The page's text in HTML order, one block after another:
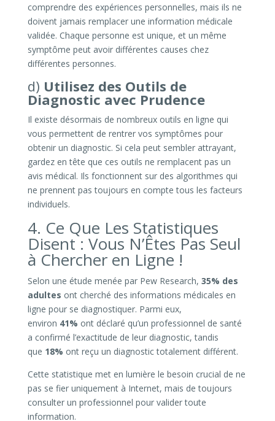
comprendre des expériences personnelles, mais ils ne
doivent jamais remplacer une information médicale
validée. Chaque personne est unique, et un même
symptôme peut avoir différentes causes chez
différentes personnes.
d) Utilisez des Outils de
Diagnostic avec Prudence
Il existe désormais de nombreux outils en ligne qui
vous permettent de rentrer vos symptômes pour
obtenir un diagnostic. Si cela peut sembler attrayant,
gardez en tête que ces outils ne remplacent pas un
avis médical. Ils fonctionnent sur des algorithmes qui
ne prennent pas toujours en compte tous les facteurs
individuels.
4. Ce Que Les Statistiques
Disent : Vous N’Êtes Pas Seul
à Chercher en Ligne !
Selon une étude menée par Pew Research, 35% des
adultes ont cherché des informations médicales en
ligne pour se diagnostiquer. Parmi eux,
environ 41% ont déclaré qu’un professionnel de santé
a confirmé l’exactitude de leur diagnostic, tandis
que 18% ont reçu un diagnostic totalement différent.
Cette statistique met en lumière le besoin crucial de ne
pas se fier uniquement à Internet, mais de toujours
consulter un professionnel pour valider toute
information.